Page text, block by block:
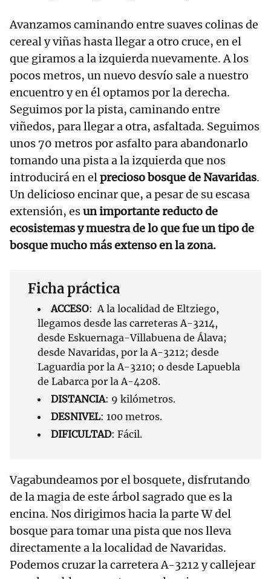
Avanzamos caminando entre suaves colinas de
cereal y viñas hasta llegar a otro cruce, en el
que giramos a la izquierda nuevamente. A los
pocos metros, un nuevo desvío sale a nuestro
encuentro y en él optamos por la derecha.
Seguimos por la pista, caminando entre
viñedos, para llegar a otra, asfaltada. Seguimos
unos 70 metros por asfalto para abandonarlo
tomando una pista a la izquierda que nos
introducirá en elprecioso bosque de Navaridas.
Un delicioso encinar que, a pesar de su escasa
extensión, esun importante reducto de
ecosistemas y muestra de lo que fue un tipo de
bosque mucho más extenso en la zona.
Ficha práctica
ACCESO: A la localidad de Eltziego,
llegamos desde las carreteras A-3214,
desde Eskuernaga-Villabuena de Álava;
desde Navaridas, por la A-3212; desde
Laguardia por la A-3210; o desde Lapuebla
de Labarca por la A-4208.
DISTANCIA: 9 kilómetros.
DESNIVEL: 100 metros.
DIFICULTAD: Fácil.
Vagabundeamos por el bosquete, disfrutando
de la magia de este árbol sagrado que es la
encina. Nos dirigimos hacia la parte W del
bosque para tomar una pista que nos lleva
directamente a la localidad de Navaridas.
Podemos cruzar la carretera A-3212 y callejear